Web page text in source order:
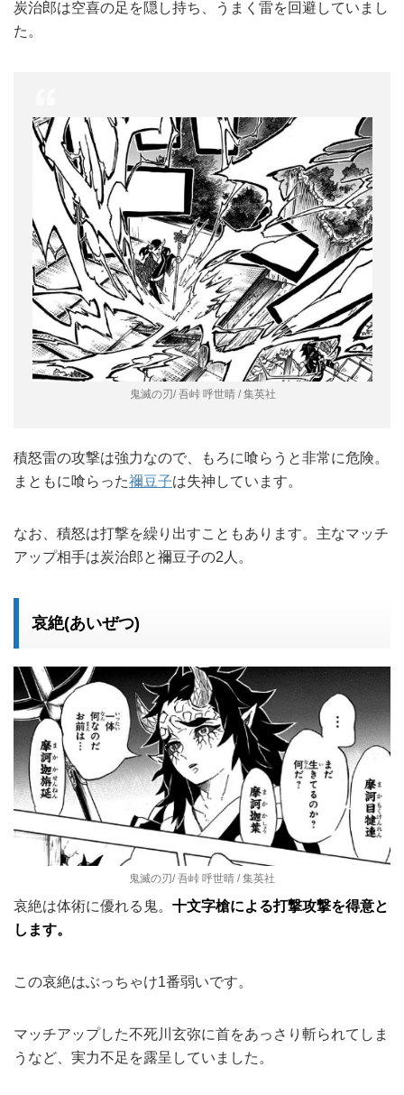
炭治郎は空喜の足を隠し持ち、うまく雷を回避していまし
た。
鬼滅の刃/ 吾峠 呼世晴 / 集英社
積怒雷の攻撃は強力なので、もろに喰らうと非常に危険。
まともに喰らった禰豆子は失神しています。
なお、積怒は打撃を繰り出すこともあります。主なマッチ
アップ相手は炭治郎と禰豆子の2人。
哀絶(あいぜつ)
鬼滅の刃/ 吾峠 呼世晴 / 集英社
哀絶は体術に優れる鬼。 十文字槍による打撃攻撃を得意と
します。
この哀絶はぶっちゃけ1番弱いです。
マッチアップした不死川玄弥に首をあっさり斬られてしま
うなど、実力不足を露呈していました。